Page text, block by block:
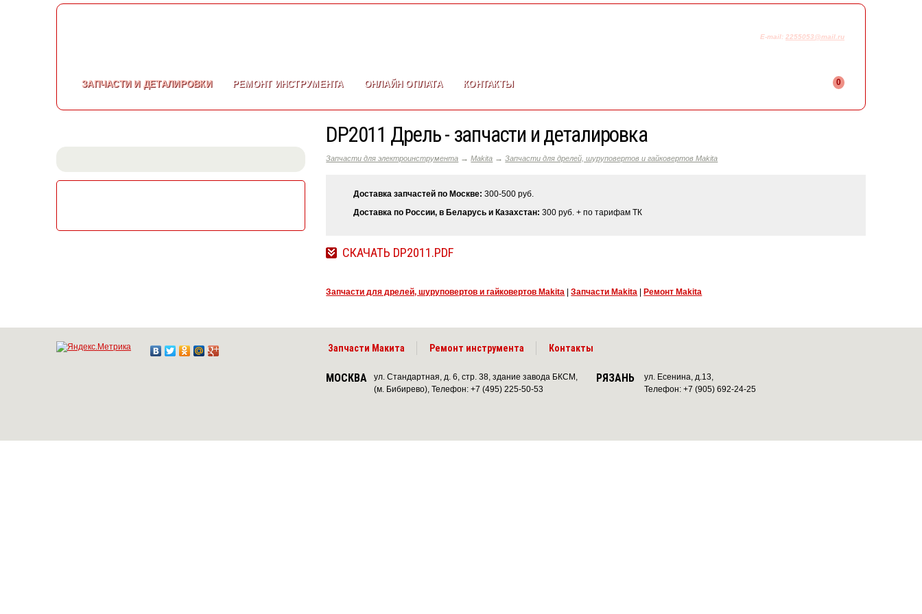
E-mail: 2255053@mail.ru
0
ЗАПЧАСТИИ ДЕТАЛИРОВКИ РЕМОНТИНСТРУМЕНТА ОНЛАЙН ОПЛАТА КОНТАКТЫ
DP2011 Дрель - запчасти и деталировка
Запчасти для электроинструмента →Makita →Запчасти для дрелей, шуруповертов и гайковертов Makita
Доставка запчастей по Москве: 300-500 руб.
Доставка по России, в Беларусь и Казахстан: 300 руб. + по тарифам ТК
СКАЧАТЬ DP2011.PDF
Запчасти для дрелей, шуруповертов и гайковертов Makita |Запчасти Makita Ремонт Makita
Запчасти Макита Ремонт инструмента Контакты
МОСКВА
ул. Стандартная, д. 6, стр. 38, здание завода БКСМ,
(м. Бибирево), Телефон: +7 (495) 225-50-53
РЯЗАНЬ
ул. Есенина, д.13,
Телефон: +7 (905) 692-24-25